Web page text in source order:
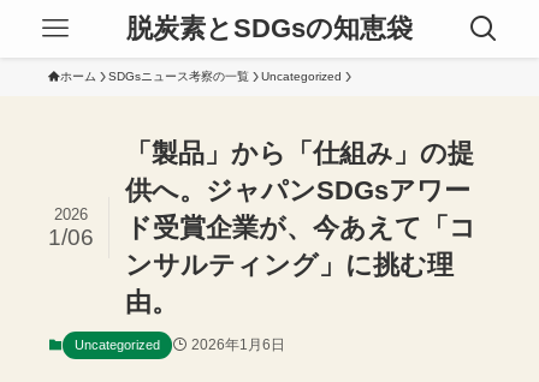
脱炭素とSDGsの知恵袋
ホーム SDGsニュース考察の一覧 Uncategorized
「製品」から「仕組み」の提
供へ。ジャパンSDGsアワー
ド受賞企業が、今あえて「コ
ンサルティング」に挑む理
由。
2026
1/06
Uncategorized 2026年1月6日